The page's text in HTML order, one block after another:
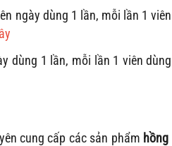
ngày dùng 1 lần, mỗi lần 1
dùng 1 lần, mỗi lần 1 viên
cung cấp các sản phẩm hồng